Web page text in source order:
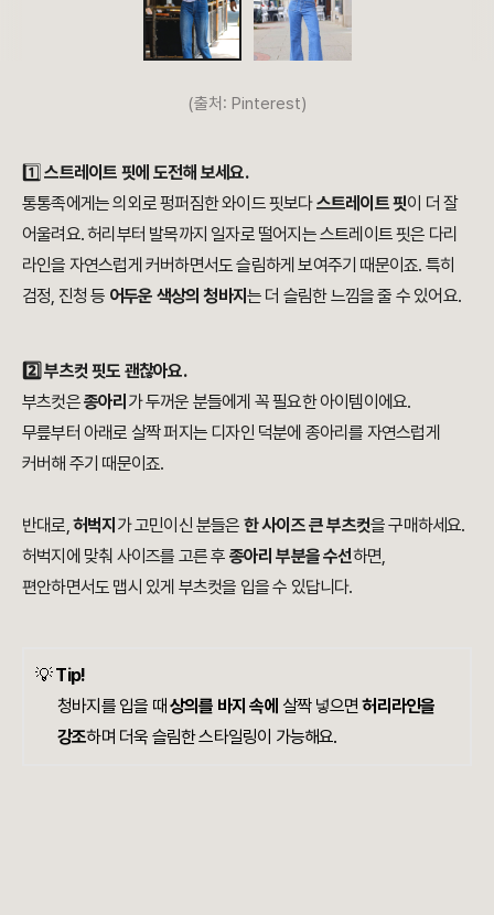
(출처: Pinterest)
1️⃣스트레이트 핏에 도전해 보세요.
통통족에게는 의외로 펑퍼짐한 와이드 핏보다스트레이트 핏이 더 잘
어울려요. 허리부터 발목까지 일자로 떨어지는 스트레이트 핏은 다리
라인을 자연스럽게 커버하면서도 슬림하게 보여주기 때문이죠. 특히
검정, 진청 등 어두운 색상의 청바지는 더 슬림한 느낌을 줄 수 있어요.
2️⃣ 부츠컷 핏도 괜찮아요.
부츠컷은종아리 가 두꺼운 분들에게 꼭 필요한 아이템이에요.
무릎부터 아래로 살짝 퍼지는 디자인 덕분에 종아리를 자연스럽게
커버해 주기 때문이죠.
반대로,허벅지 가 고민이신 분들은 한 사이즈 큰 부츠컷을 구매하세요.
허벅지에 맞춰 사이즈를 고른 후 종아리 부분을 수선하면,
편안하면서도 맵시 있게 부츠컷을 입을 수 있답니다.
💡Tip!
청바지를 입을 때 상의를 바지 속에 살짝 넣으면허리라인을
강조하며 더욱 슬림한 스타일링이 가능해요.​​​​​​​​​​​​​​​​